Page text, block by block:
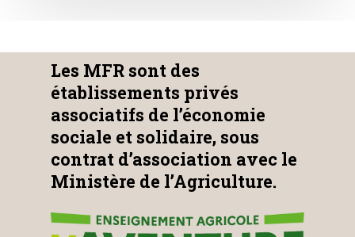
Les MFR sont des
établissements privés
associatifs de l’économie
sociale et solidaire, sous
contrat d’association avec le
Ministère de l’Agriculture.